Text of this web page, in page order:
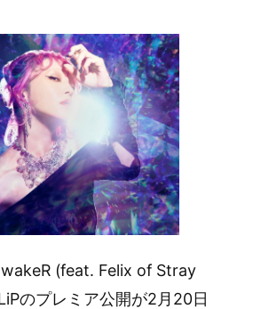
(feat. Felix of Stray
のプレミア公開が2月20日